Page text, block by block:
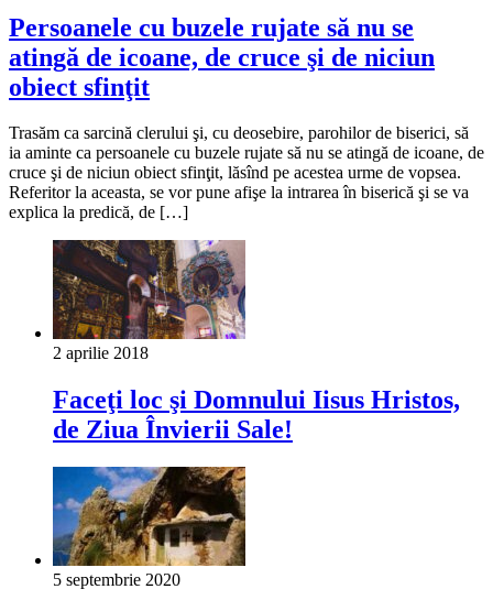
Persoanele cu buzele rujate să nu se
atingă de icoane, de cruce şi de niciun
obiect sfinţit
Trasăm ca sarcină clerului şi, cu deosebire, parohilor de biserici, să
ia aminte ca persoanele cu buzele rujate să nu se atingă de icoane, de
cruce şi de niciun obiect sfinţit, lăsînd pe acestea urme de vopsea.
Referitor la aceasta, se vor pune afişe la intrarea în biserică şi se va
explica la predică, de […]
2 aprilie 2018
Faceţi loc şi Domnului Iisus Hristos,
de Ziua Învierii Sale!
5 septembrie 2020